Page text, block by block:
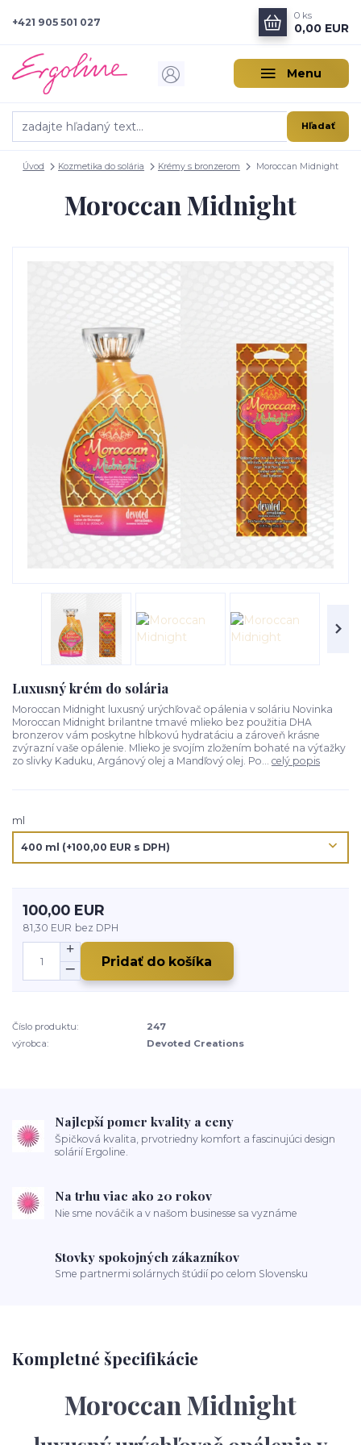
Menu
Hľadať
+421 905 501 027
0 ks
0,00 EUR
Úvod Kozmetika do solária Krémy s bronzerom Moroccan Midnight
Moroccan Midnight
Luxusný krém do solária
Moroccan Midnight luxusný urýchľovač opálenia v soláriu Novinka
Moroccan Midnight brilantne tmavé mlieko bez použitia DHA
bronzerov vám poskytne hĺbkovú hydratáciu a zároveň krásne
zvýrazní vaše opálenie. Mlieko je svojím zložením bohaté na výťažky
zo slivky Kaduku, Argánový olej a Mandľový olej. Po... celý popis
ml
100,00 EUR
81,30 EUR bez DPH
Pridať do košíka
Číslo produktu:
247
výrobca:
Devoted Creations
Najlepší pomer kvality a ceny
Špičková kvalita, prvotriedny komfort a fascinujúci design
solárií Ergoline.
Na trhu viac ako 20 rokov
Nie sme nováčik a v našom businesse sa vyznáme
Stovky spokojných zákazníkov
Sme partnermi solárnych štúdií po celom Slovensku
Kompletné špecifikácie
Moroccan Midnight